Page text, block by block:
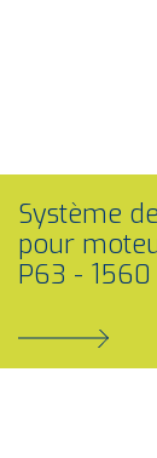
Système
pour
P63 -